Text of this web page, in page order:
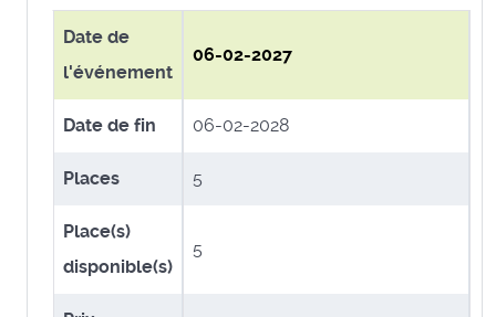
Date de
l'événement
06-02-2027
Date de fin 06-02-2028
Places 5
Place(s)
disponible(s)
5